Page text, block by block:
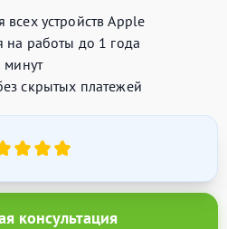
устройств Apple
на работы до 1 года
минут
скрытых платежей
консультация